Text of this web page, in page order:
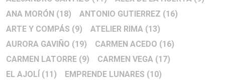
ANA MORÓN (18) ANTONIO GUTIERREZ (16)
ARTE Y COMPÁS (9) ATELIER RIMA (13)
AURORA GAVIÑO (19) CARMEN ACEDO (16)
CARMEN LATORRE (9) CARMEN VEGA (17)
EL AJOLÍ (11) EMPRENDE LUNARES (10)